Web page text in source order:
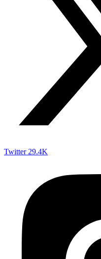
Twitter 29.4K